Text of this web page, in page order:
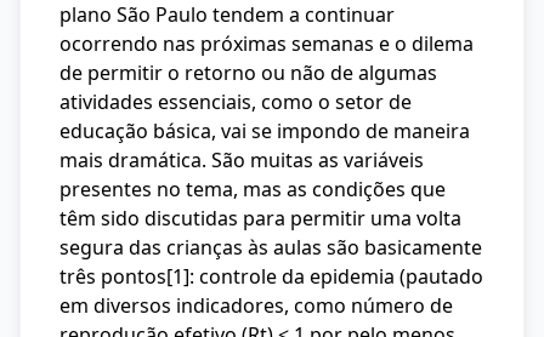
plano São Paulo tendem a continuar
ocorrendo nas próximas semanas e o dilema
de permitir o retorno ou não de algumas
atividades essenciais, como o setor de
educação básica, vai se impondo de maneira
mais dramática. São muitas as variáveis
presentes no tema, mas as condições que
têm sido discutidas para permitir uma volta
segura das crianças às aulas são basicamente
três pontos[1]: controle da epidemia (pautado
em diversos indicadores, como número de